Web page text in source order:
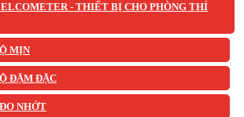
- THIẾT BỊ CHO PHÒNG THÍ
MỊN
ĐẬM ĐẶC
NHỚT